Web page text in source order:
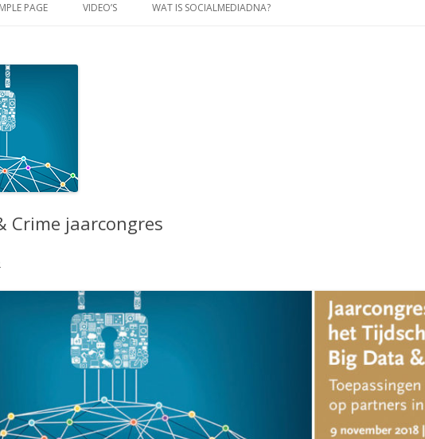
PAGE VIDEO’S WAT IS SOCIALMEDIADNA?
Crime jaarcongres